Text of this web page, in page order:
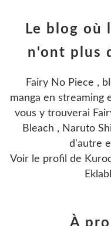
Le blog où
n'ont plus
Fairy No Piece ,
manga en streaming
vous y trouverai
Bleach , Naruto
d'autre
Voir le profil de
À